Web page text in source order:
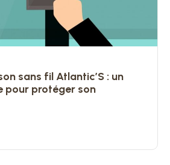
sans fil Atlantic’S : un
pour protéger son